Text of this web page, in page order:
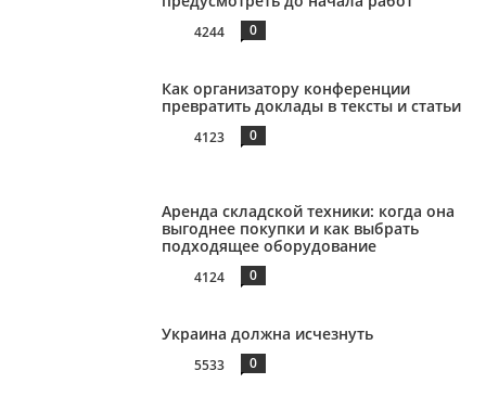
4244 0
Как организатору конференции
превратить доклады в тексты и статьи
4123 0
Аренда складской техники: когда она
выгоднее покупки и как выбрать
подходящее оборудование
4124 0
Украина должна исчезнуть
5533 0